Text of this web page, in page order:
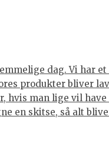
dag. Vi har
produkter bliver
hvis man lige vil
en skitse, så alt